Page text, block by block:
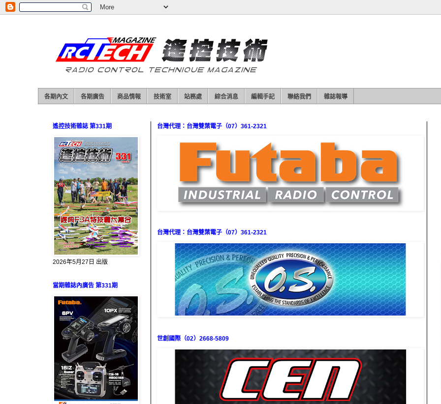
各期內文 各期廣告 商品情報 技術室 站務處 綜合消息 編輯手記 聯絡我們 雜誌報導
台灣代理：台灣雙葉電子（07）361-2321
台灣代理：台灣雙葉電子（07）361-2321
世創國際（02）2668-5809
遙控技術雜誌 第331期
2026年5月27日 出版
當期雜誌內廣告 第331期